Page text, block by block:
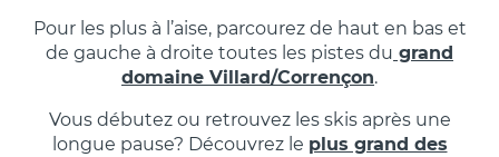
Pour les plus à l’aise, parcourez de haut en bas et
de gauche à droite toutes les pistes du grand
domaine Villard/Corrençon.
Vous débutez ou retrouvez les skis après une
longue pause? Découvrez le plus grand des